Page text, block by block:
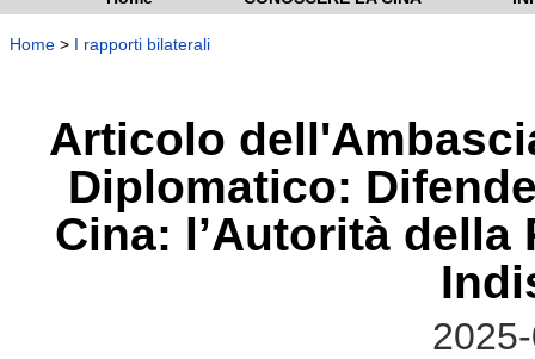
Home > I rapporti bilaterali
Articolo
Diplomatico:
Cina: l’Autorità della